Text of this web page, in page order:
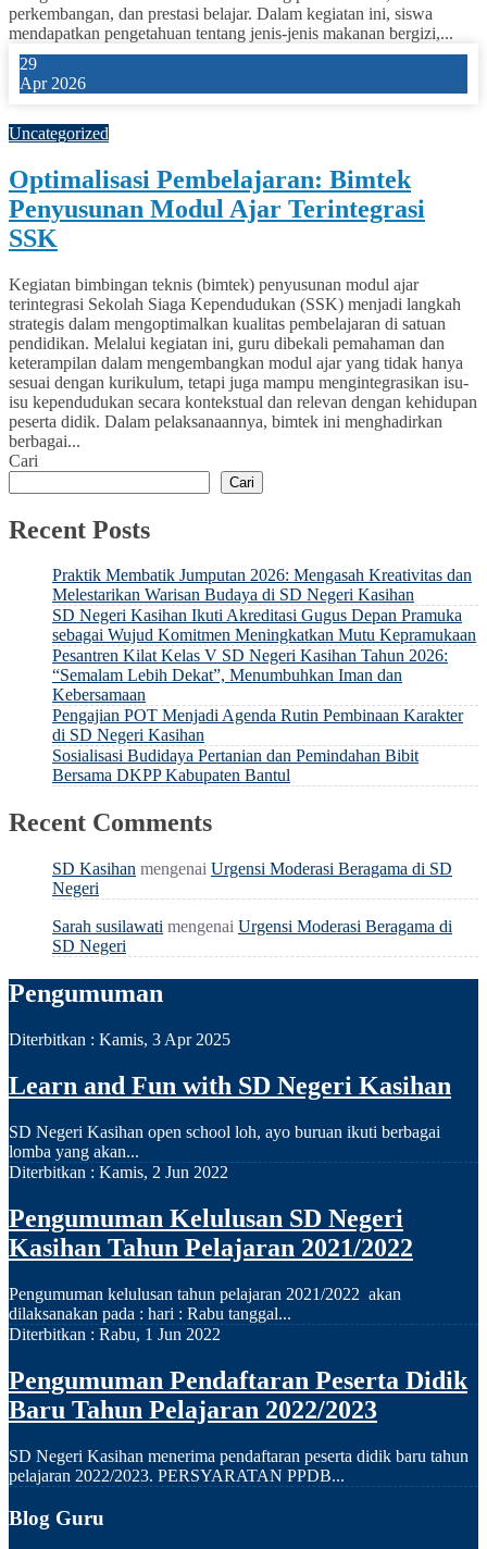
perkembangan, dan prestasi belajar. Dalam kegiatan ini, siswa
mendapatkan pengetahuan tentang jenis-jenis makanan bergizi,...
29
Apr 2026
Uncategorized
Optimalisasi Pembelajaran: Bimtek
Penyusunan Modul Ajar Terintegrasi
SSK
Kegiatan bimbingan teknis (bimtek) penyusunan modul ajar
terintegrasi Sekolah Siaga Kependudukan (SSK) menjadi langkah
strategis dalam mengoptimalkan kualitas pembelajaran di satuan
pendidikan. Melalui kegiatan ini, guru dibekali pemahaman dan
keterampilan dalam mengembangkan modul ajar yang tidak hanya
sesuai dengan kurikulum, tetapi juga mampu mengintegrasikan isu-
isu kependudukan secara kontekstual dan relevan dengan kehidupan
peserta didik. Dalam pelaksanaannya, bimtek ini menghadirkan
berbagai...
Cari
Cari
Recent Posts
Praktik Membatik Jumputan 2026: Mengasah Kreativitas dan
Melestarikan Warisan Budaya di SD Negeri Kasihan
SD Negeri Kasihan Ikuti Akreditasi Gugus Depan Pramuka
sebagai Wujud Komitmen Meningkatkan Mutu Kepramukaan
Pesantren Kilat Kelas V SD Negeri Kasihan Tahun 2026:
“Semalam Lebih Dekat”, Menumbuhkan Iman dan
Kebersamaan
Pengajian POT Menjadi Agenda Rutin Pembinaan Karakter
di SD Negeri Kasihan
Sosialisasi Budidaya Pertanian dan Pemindahan Bibit
Bersama DKPP Kabupaten Bantul
Recent Comments
SD Kasihan mengenai Urgensi Moderasi Beragama di SD
Negeri
Sarah susilawati mengenai Urgensi Moderasi Beragama di
SD Negeri
Pengumuman
Diterbitkan : Kamis, 3 Apr 2025
Learn and Fun with SD Negeri Kasihan
SD Negeri Kasihan open school loh, ayo buruan ikuti berbagai
lomba yang akan...
Diterbitkan : Kamis, 2 Jun 2022
Pengumuman Kelulusan SD Negeri
Kasihan Tahun Pelajaran 2021/2022
Pengumuman kelulusan tahun pelajaran 2021/2022 akan
dilaksanakan pada : hari : Rabu tanggal...
Diterbitkan : Rabu, 1 Jun 2022
Pengumuman Pendaftaran Peserta Didik
Baru Tahun Pelajaran 2022/2023
SD Negeri Kasihan menerima pendaftaran peserta didik baru tahun
pelajaran 2022/2023. PERSYARATAN PPDB...
Blog Guru